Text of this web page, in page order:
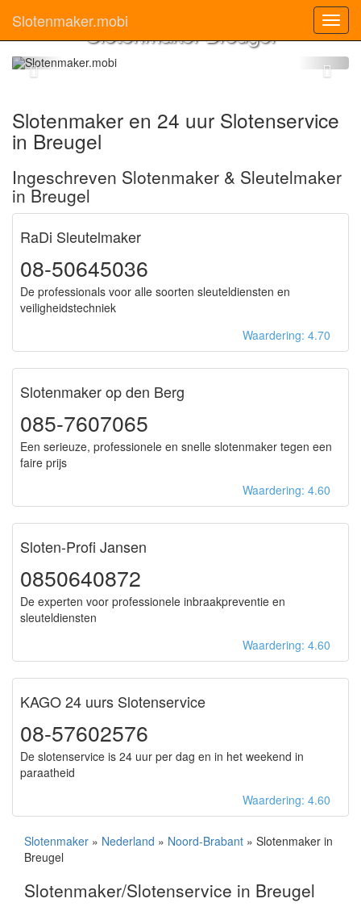
Slotenmaker.mobiSlotenmaker Breugel
Slotenmaker en 24 uur Slotenservice
in Breugel
Ingeschreven Slotenmaker & Sleutelmaker
in Breugel
RaDi Sleutelmaker
08-50645036
De professionals voor alle soorten sleuteldiensten en
veiligheidstechniek
Waardering: 4.70
Slotenmaker op den Berg
085-7607065
Een serieuze, professionele en snelle slotenmaker tegen een
faire prijs
Waardering: 4.60
Sloten-Profi Jansen
0850640872
De experten voor professionele inbraakpreventie en
sleuteldiensten
Waardering: 4.60
KAGO 24 uurs Slotenservice
08-57602576
De slotenservice is 24 uur per dag en in het weekend in
paraatheid
Waardering: 4.60
Slotenmaker » Nederland » Noord-Brabant » Slotenmaker in
Breugel
Slotenmaker/Slotenservice in Breugel